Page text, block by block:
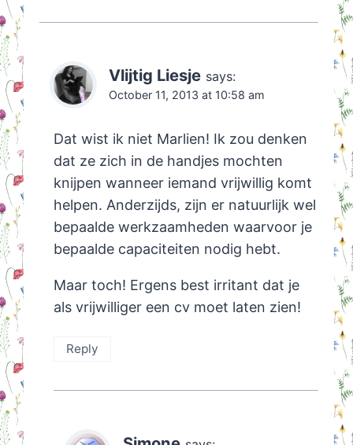
Vlijtig Liesje says:
October 11, 2013 at 10:58 am
Dat wist ik niet Marlien! Ik zou denken
dat ze zich in de handjes mochten
knijpen wanneer iemand vrijwillig komt
helpen. Anderzijds, zijn er natuurlijk wel
bepaalde werkzaamheden waarvoor je
bepaalde capaciteiten nodig hebt.
Maar toch! Ergens best irritant dat je
als vrijwilliger een cv moet laten zien!
Reply